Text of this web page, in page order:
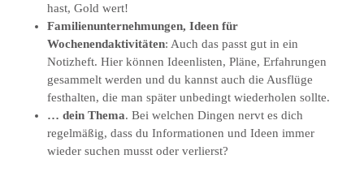
hast, Gold wert!
Familienunternehmungen, Ideen für
Wochenendaktivitäten: Auch das passt gut in ein
Notizheft. Hier können Ideenlisten, Pläne, Erfahrungen
gesammelt werden und du kannst auch die Ausflüge
festhalten, die man später unbedingt wiederholen sollte.
… dein Thema. Bei welchen Dingen nervt es dich
regelmäßig, dass du Informationen und Ideen immer
wieder suchen musst oder verlierst?